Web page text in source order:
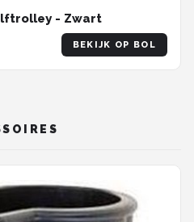
- Zwart
BEKIJK OP BOL